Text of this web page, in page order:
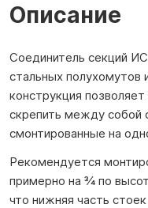
Описание
Соединитель секций
стальных полухомутов
конструкция
скрепить между собой
смонтированные на
Рекомендуется
примерно на ¾ по
что нижняя часть